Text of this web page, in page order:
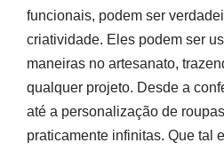
funcionais, podem ser
criatividade. Eles podem ser
maneiras no artesanato,
qualquer projeto. Desde a
até a personalização de
praticamente infinitas. Que tal